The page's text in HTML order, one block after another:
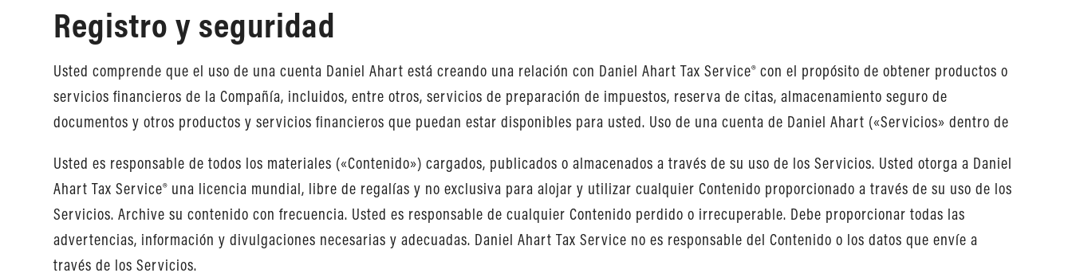
Registro y seguridad
Usted comprende que el uso de una cuenta Daniel Ahart está creando una relación con Daniel Ahart Tax Service® con el propósito de obtener productos o
servicios financieros de la Compañía, incluidos, entre otros, servicios de preparación de impuestos, reserva de citas, almacenamiento seguro de
documentos y otros productos y servicios financieros que puedan estar disponibles para usted. Uso de una cuenta de Daniel Ahart («Servicios» dentro de
Usted es responsable de todos los materiales («Contenido») cargados, publicados o almacenados a través de su uso de los Servicios. Usted otorga a Daniel
Ahart Tax Service® una licencia mundial, libre de regalías y no exclusiva para alojar y utilizar cualquier Contenido proporcionado a través de su uso de los
Servicios. Archive su contenido con frecuencia. Usted es responsable de cualquier Contenido perdido o irrecuperable. Debe proporcionar todas las
advertencias, información y divulgaciones necesarias y adecuadas. Daniel Ahart Tax Service no es responsable del Contenido o los datos que envíe a
través de los Servicios.